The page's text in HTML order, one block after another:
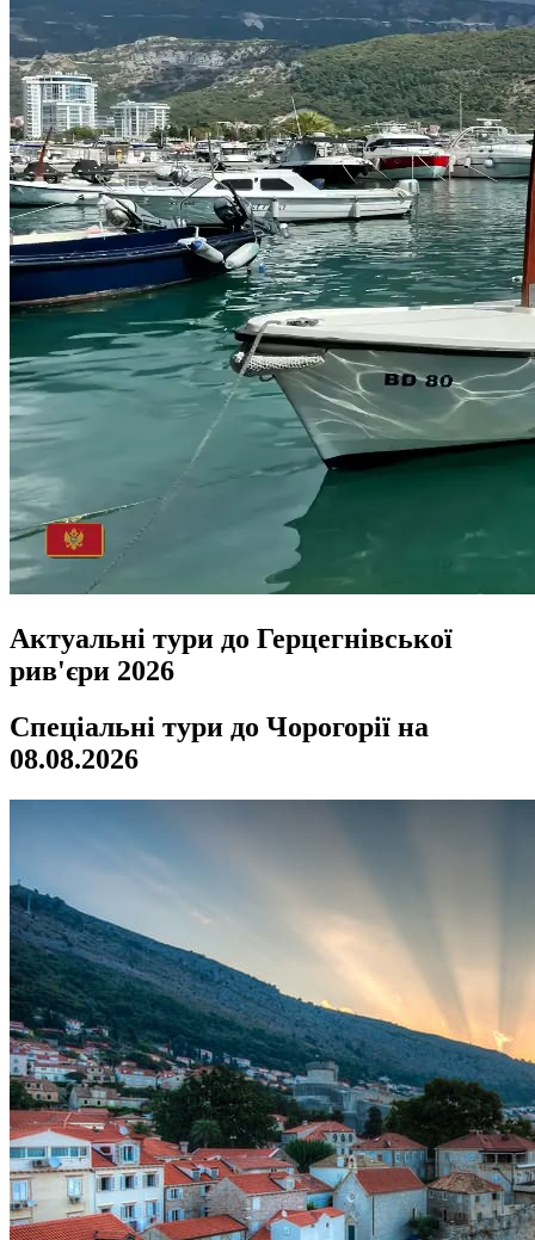
Актуальні тури до Герцегнівської
рив'єри 2026
Спеціальні тури до Чорогорії на
08.08.2026